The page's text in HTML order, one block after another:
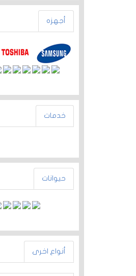
أجهزه
خدمات
حيوانات
أنواع اخرى